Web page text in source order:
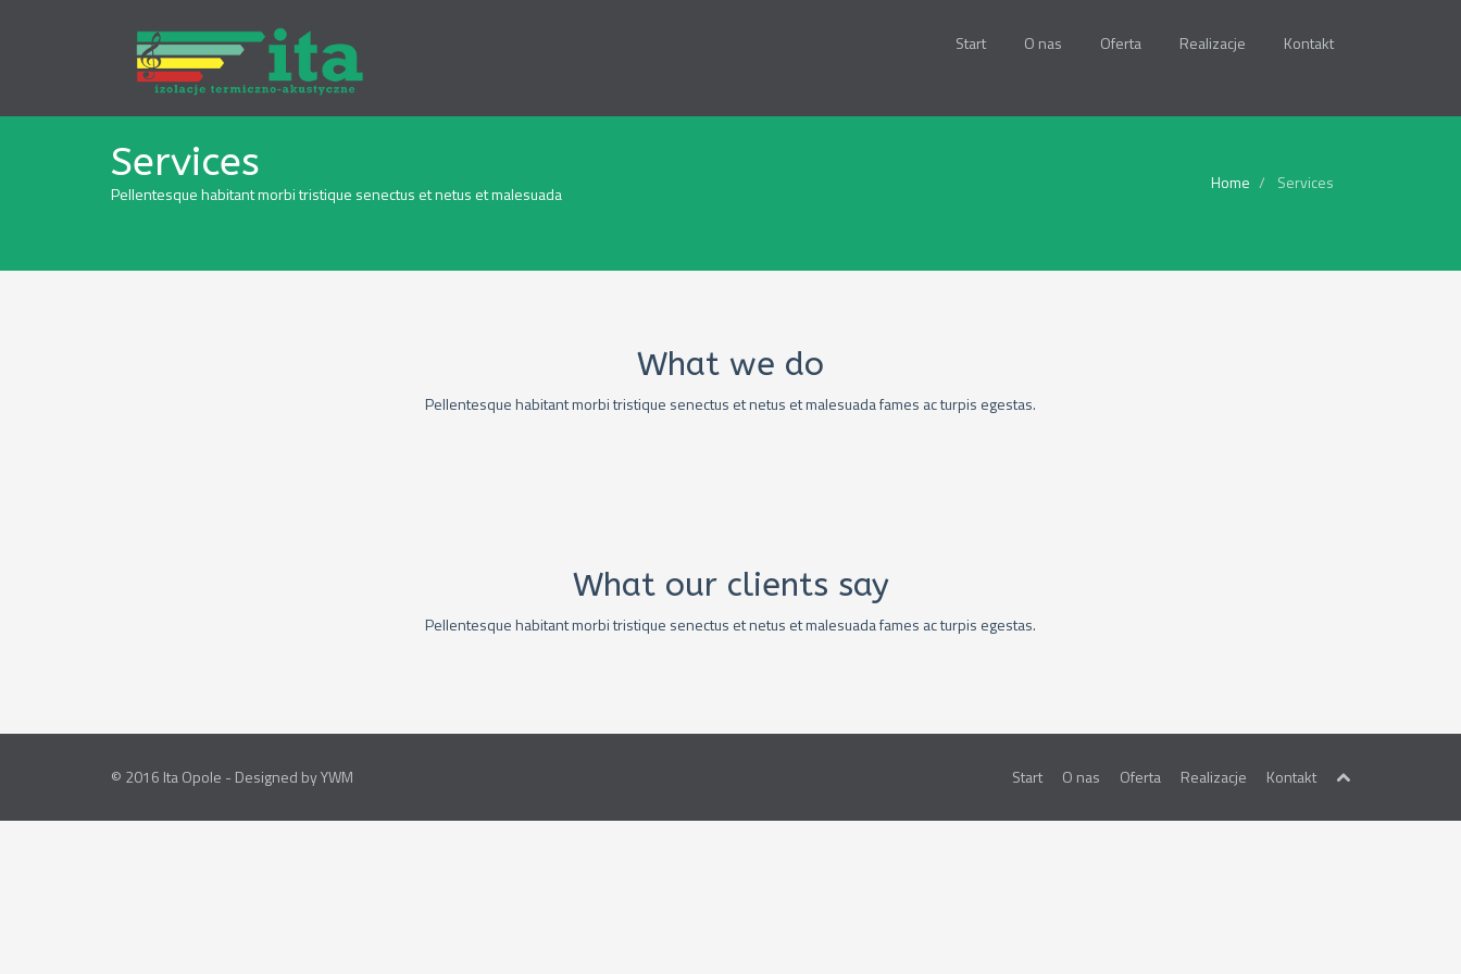
Start O nas Oferta Realizacje Kontakt
Services
Pellentesque habitant morbi tristique senectus et netus et malesuada
Home Services
What we do
Pellentesque habitant morbi tristique senectus et netus et malesuada fames ac turpis egestas.
What our clients say
Pellentesque habitant morbi tristique senectus et netus et malesuada fames ac turpis egestas.
© 2016 Ita Opole - Designed byYWM Start O nas Oferta Realizacje Kontakt